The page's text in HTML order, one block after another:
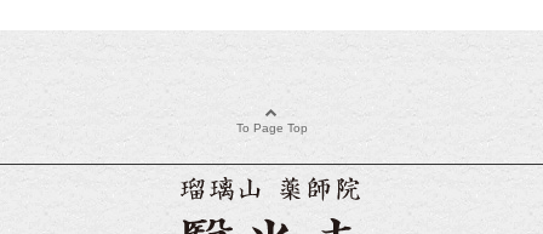
To Page Top